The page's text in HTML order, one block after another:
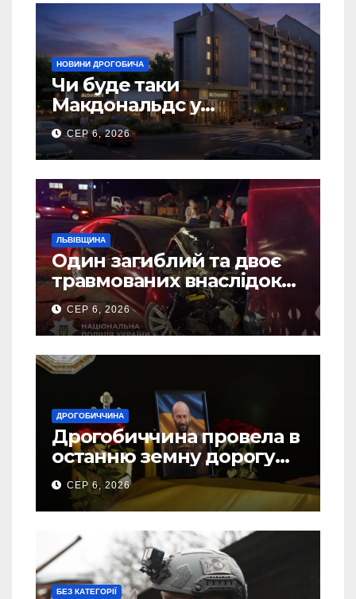
НОВИНИ ДРОГОБИЧА
Чи буде таки
Макдональдс у
Дрогобичі? (Фото)
СЕР 6, 2026
ЛЬВІВЩИНА
Один загиблий та двоє
травмованих внаслідок
ДТП на Самбірщині
СЕР 6, 2026
ДРОГОБИЧЧИНА
Дрогобиччина провела в
останню земну дорогу
свого Захисника – Олега
Торського
СЕР 6, 2026
БЕЗ КАТЕГОРІЇ